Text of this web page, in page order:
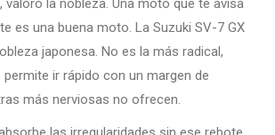
valoro la nobleza. Una moto que te avisa
es una buena moto. La Suzuki SV-7 GX
japonesa. No es la más radical,
ir rápido con un margen de
más nerviosas no ofrecen.